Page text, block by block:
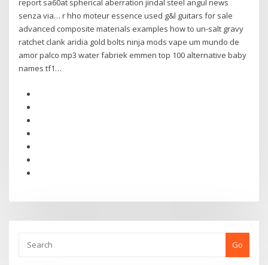
report sa60at spherical aberration jindal steel angul news
senza via… r hho moteur essence used g&l guitars for sale
advanced composite materials examples how to un-salt gravy
ratchet clank aridia gold bolts ninja mods vape um mundo de
amor palco mp3 water fabriek emmen top 100 alternative baby
names tf1…
Go